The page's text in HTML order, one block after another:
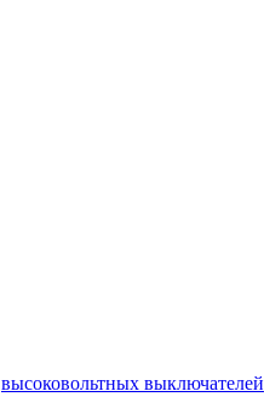
высоковольтных выключателей